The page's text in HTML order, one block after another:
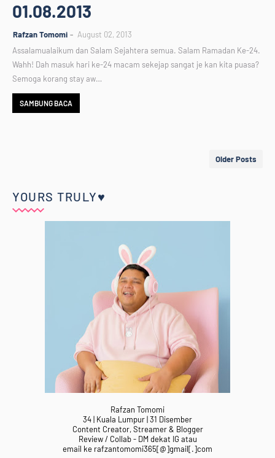
01.08.2013
Rafzan Tomomi
August 02, 2013
Assalamualaikum dan Salam Sejahtera semua. Salam Ramadan Ke-24.
Wahh! Dah masuk hari ke-24 macam sekejap sangat je kan kita puasa?
Semoga korang stay aw…
SAMBUNG BACA
Older Posts
YOURS TRULY♥
Rafzan Tomomi
34 | Kuala Lumpur | 31 Disember
Content Creator, Streamer & Blogger
Review / Collab - DM dekat IG atau
email ke rafzantomomi365[@]gmail[.]com